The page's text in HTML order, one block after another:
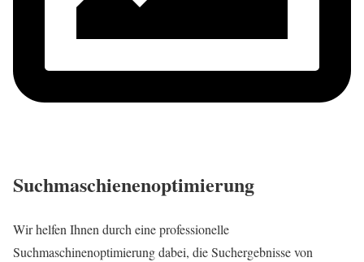
Suchmaschienenoptimierung
Wir helfen Ihnen durch eine professionelle
Suchmaschinenoptimierung dabei, die Suchergebnisse von